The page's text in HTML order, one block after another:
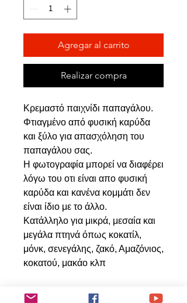
Agregar al carrito
Realizar compra
Κρεμαστό παιχνίδι παπαγάλου.
Φτιαγμένο από φυσική καρύδα
και ξύλο για απασχόληση του
παπαγάλου σας.
Η φωτογραφία μπορεί να διαφέρει
λόγω του οτι είναι απο φυσική
καρύδα και κανένα κομμάτι δεν
είναι ίδιο με το άλλο.
Κατάλληλο για μικρά, μεσαία και
μεγάλα πτηνά όπως κοκατίλ,
μόνκ, σενεγάλης, ζακό, Αμαζόνιος,
κοκατού, μακάο κλπ